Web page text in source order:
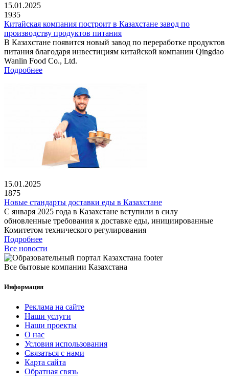
15.01.2025
1935
Китайская компания построит в Казахстане завод по
производству продуктов питания
В Казахстане появится новый завод по переработке продуктов
питания благодаря инвестициям китайской компании Qingdao
Wanlin Food Co., Ltd.
Подробнее
15.01.2025
1875
Новые стандарты доставки еды в Казахстане
С января 2025 года в Казахстане вступили в силу
обновленные требования к доставке еды, инициированные
Комитетом технического регулирования
Подробнее
Все новости
Все бытовые компании Казахстана
Информация
Реклама на сайте
Наши услуги
Наши проекты
О нас
Условия использования
Связаться с нами
Карта сайта
Обратная связь